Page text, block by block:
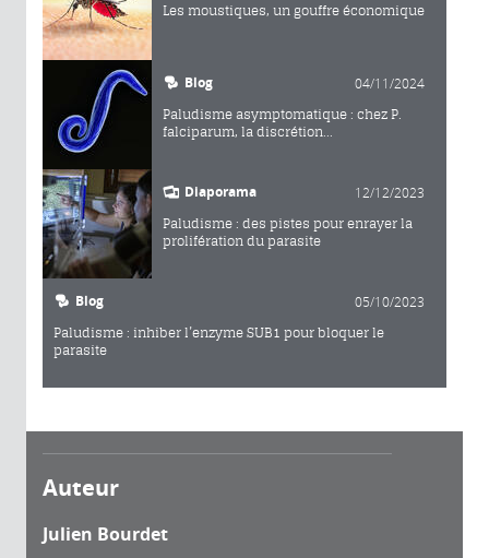
Les moustiques, un gouffre économique
Blog 04/11/2024
Paludisme asymptomatique : chez P.
falciparum, la discrétion...
Diaporama 12/12/2023
Paludisme : des pistes pour enrayer la
prolifération du parasite
Blog 05/10/2023
Paludisme : inhiber l’enzyme SUB1 pour bloquer le
parasite
Auteur
Julien Bourdet